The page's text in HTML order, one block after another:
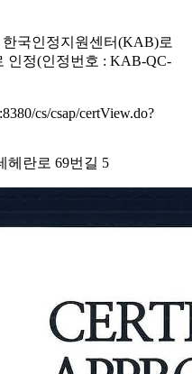
국인정지원센터(KAB)로
인정(인정번호 : KAB-QC-
cs/csap/certView.do?
헤란로 69번길 5